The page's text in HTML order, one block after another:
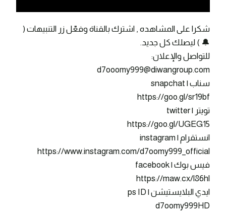
شكرا على المشاهده , اشترك بالقناة وفعّل زر التنبيهات (
🔔 ) ليصلك كل جديد.
للتواصل والإعلان:
d7ooomy999@diwangroup.com
سناب | snapchat
https://goo.gl/sr19bf
تويتر | twitter
https://goo.gl/UGEG15
انستقرام | instagram
https://www.instagram.com/d7oomy999_official
فيس بوك | facebook
https://maw.cx/l86hl
ايدي البلايستيشن | ps ID
d7oomy999HD